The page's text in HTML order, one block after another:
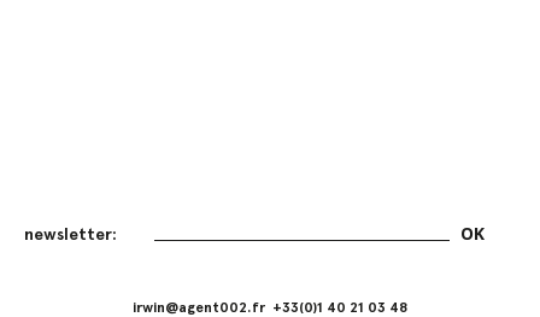
irwin@agent002.fr +33(0)1 40 21 03 48